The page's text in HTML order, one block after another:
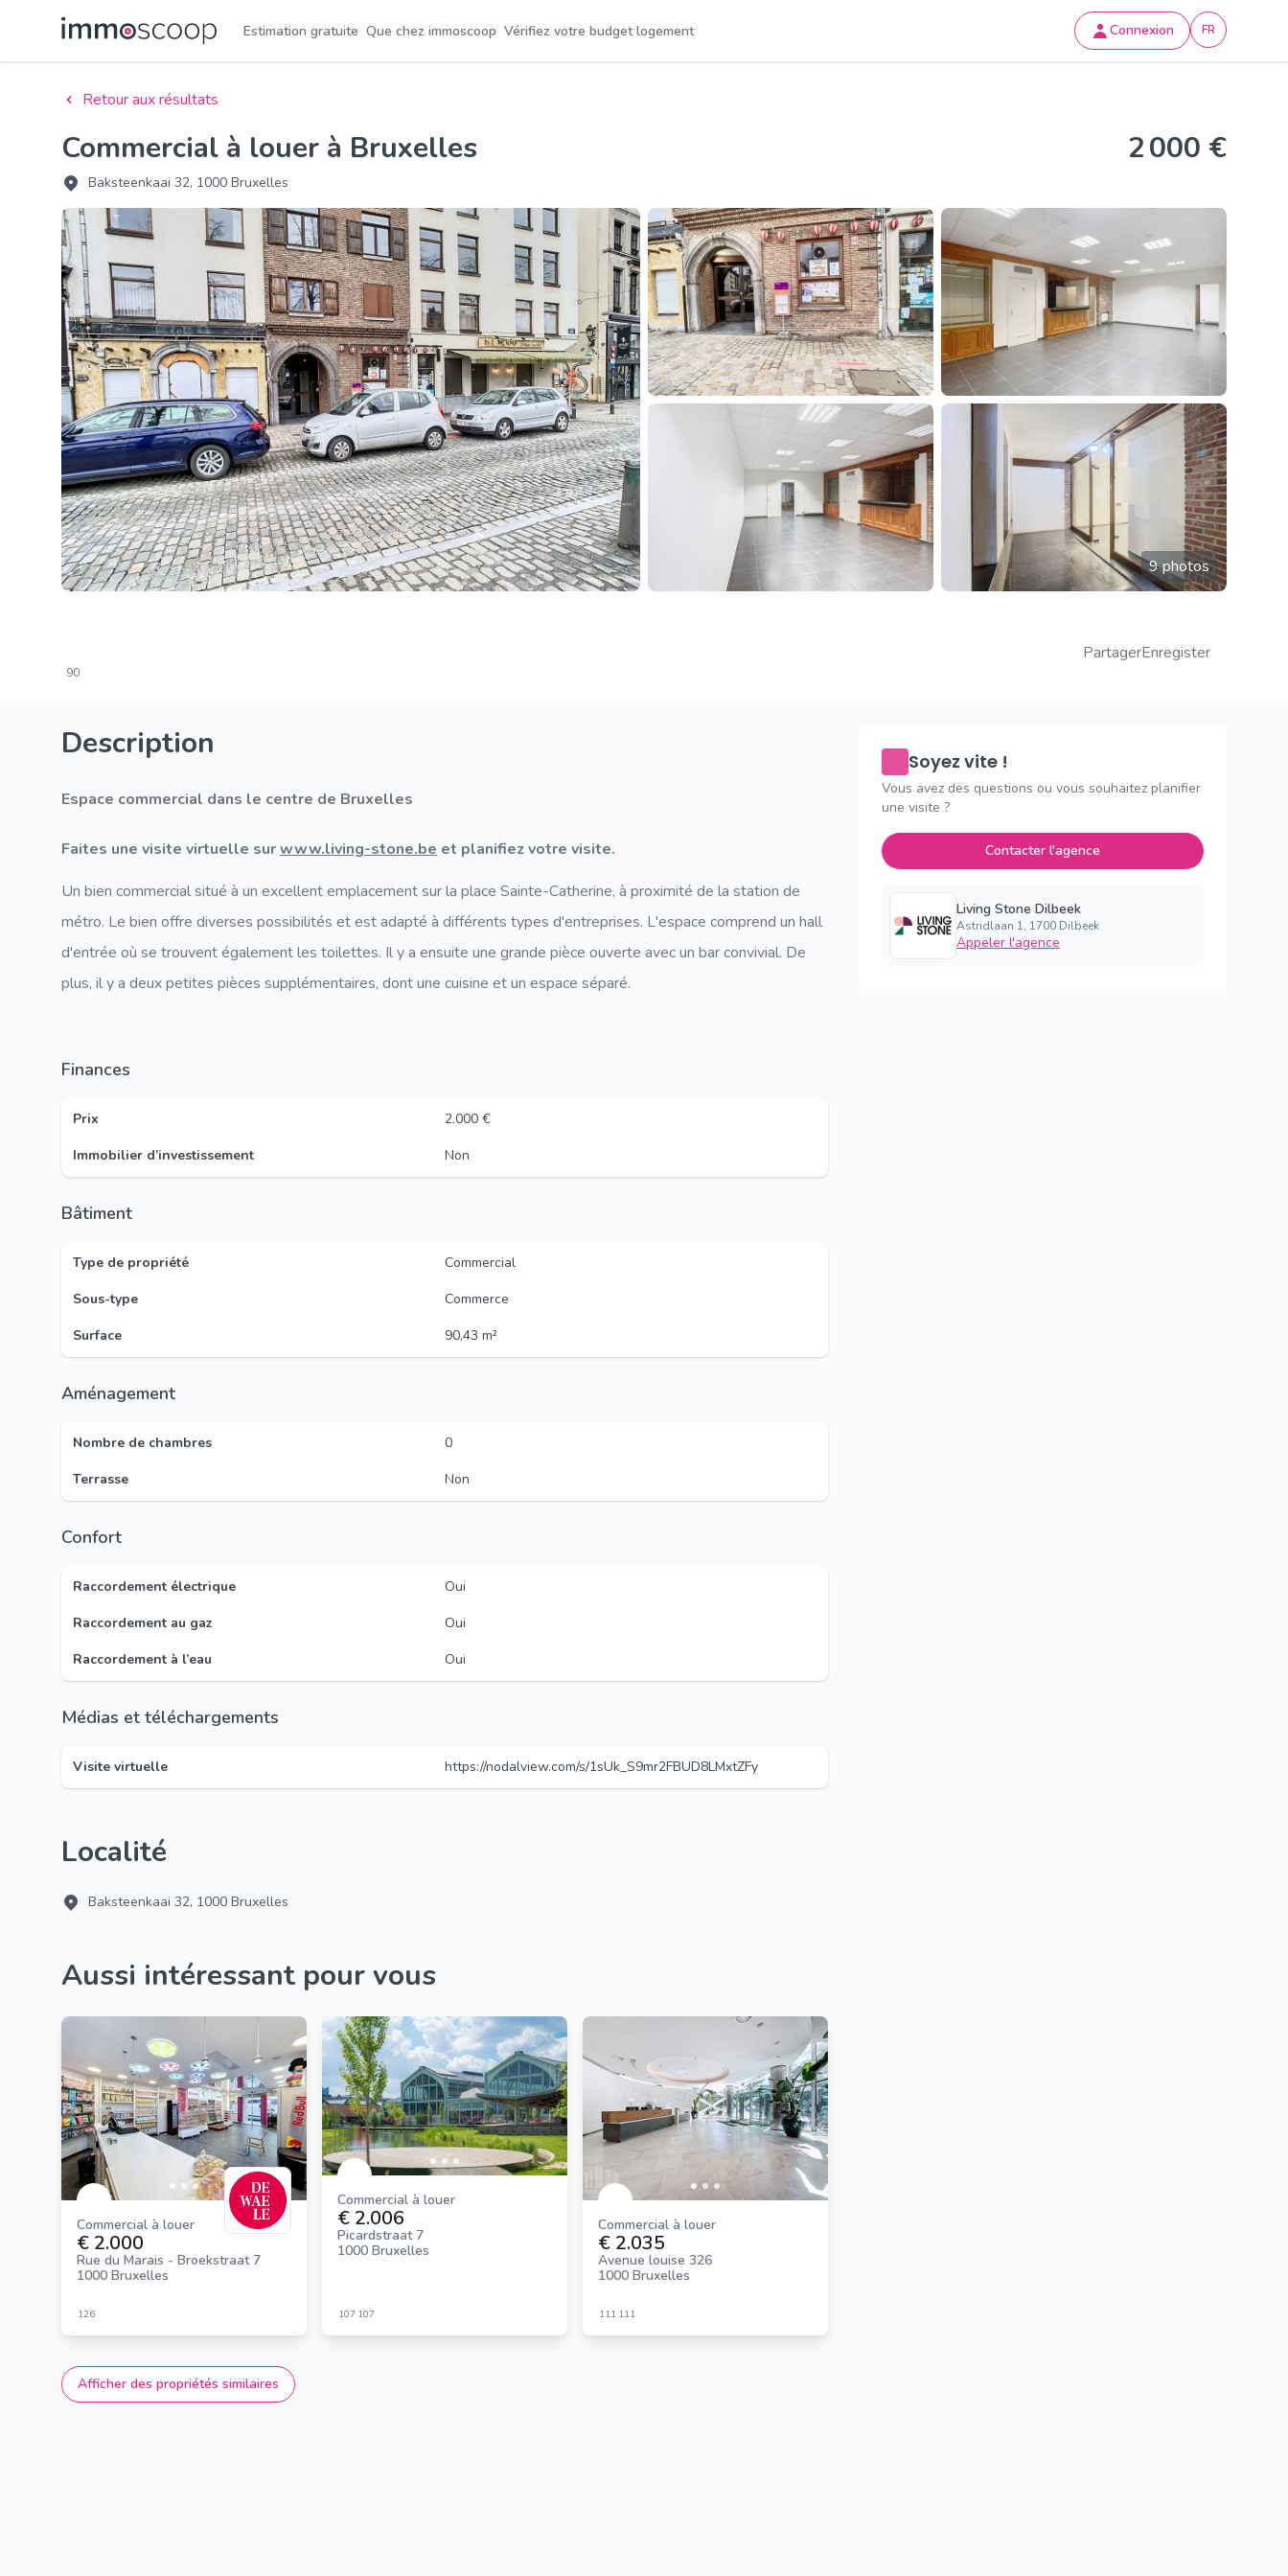
Estimation gratuite Que chez immoscoop Vérifiez votre budget logement Connexion FR
Retour aux résultats
Commercial à louer à Bruxelles
Baksteenkaai 32, 1000 Bruxelles
2 000 €
9 photos
90
PartagerEnregister
Description
Espace commercial dans le centre de Bruxelles
Faites une visite virtuelle surwww.living-stone.be et planifiez votre visite.
Un bien commercial situé à un excellent emplacement sur la place Sainte-Catherine, à proximité de la station de
métro. Le bien offre diverses possibilités et est adapté à différents types d'entreprises. L'espace comprend un hall
d'entrée où se trouvent également les toilettes. Il y a ensuite une grande pièce ouverte avec un bar convivial. De
plus, il y a deux petites pièces supplémentaires, dont une cuisine et un espace séparé.
Finances
Prix
2.000 €
Immobilier d’investissement
Non
Bâtiment
Type de propriété
Commercial
Sous-type
Commerce
Surface
90,43 m²
Aménagement
Nombre de chambres
0
Terrasse
Non
Confort
Raccordement électrique
Oui
Raccordement au gaz
Oui
Raccordement à l’eau
Oui
Médias et téléchargements
Visite virtuelle https://nodalview.com/s/1sUk_S9mr2FBUD8LMxtZFy
Localité
Baksteenkaai 32, 1000 Bruxelles
Aussi intéressant pour vous
Commercial à louer
€ 2.000
Rue du Marais - Broekstraat 7
1000 Bruxelles
126
Commercial à louer
€ 2.006
Picardstraat 7
1000 Bruxelles
107 107
Commercial à louer
€ 2.035
Avenue louise 326
1000 Bruxelles
111 111
Afficher des propriétés similaires
Soyez vite !
Vous avez des questions ou vous souhaitez planifier
une visite ?
Contacter l'agence
Living Stone Dilbeek
Astridlaan 1, 1700 Dilbeek
Appeler l'agence